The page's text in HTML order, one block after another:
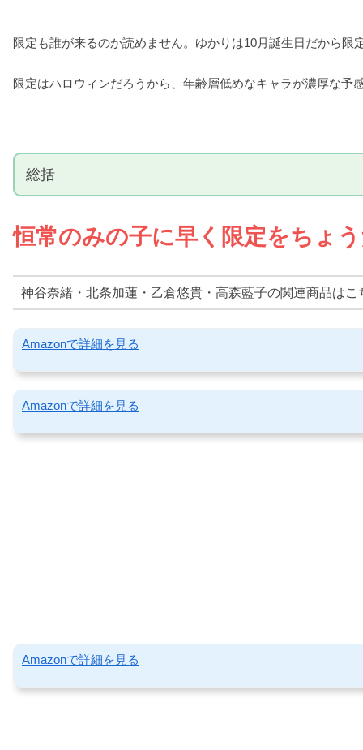
限定も誰が来るのか読めません。ゆかりは10月誕生日だから
限定はハロウィンだろうから、年齢層低めなキャラが濃厚な
総括
恒常のみの子に早く限定をちょ
神谷奈緒・北条加蓮・乙倉悠貴・高森藍子の関連商品はこ
Amazonで詳細を見る
Amazonで詳細を見る
Amazonで詳細を見る